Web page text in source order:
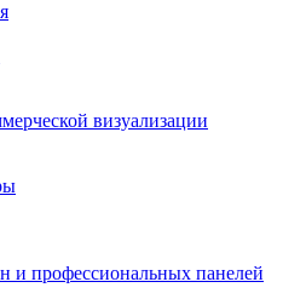
визуализации
и профессиональных панелей